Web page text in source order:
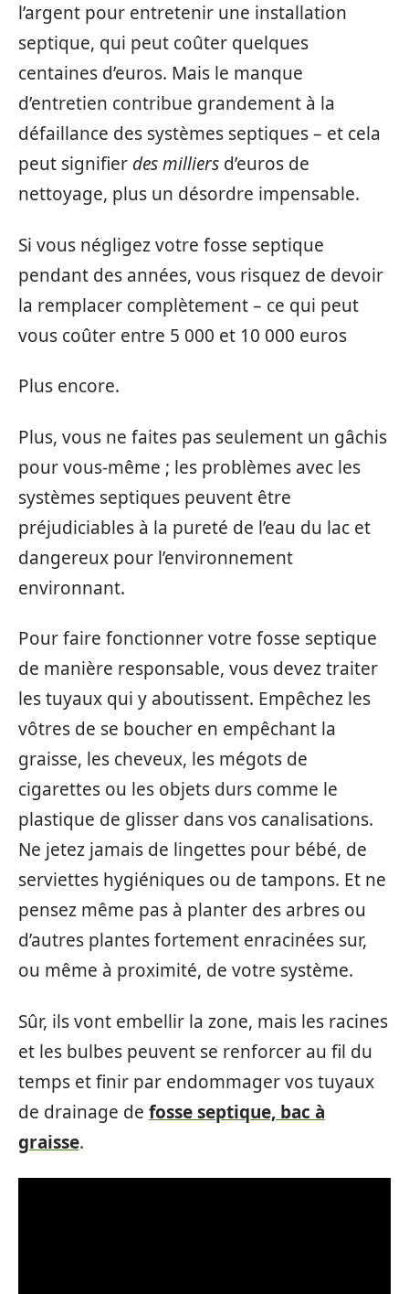
l’argent pour entretenir une installation
septique, qui peut coûter quelques
centaines d’euros. Mais le manque
d’entretien contribue grandement à la
défaillance des systèmes septiques – et cela
peut signifier des milliers d’euros de
nettoyage, plus un désordre impensable.
Si vous négligez votre fosse septique
pendant des années, vous risquez de devoir
la remplacer complètement – ce qui peut
vous coûter entre 5 000 et 10 000 euros
Plus encore.
Plus, vous ne faites pas seulement un gâchis
pour vous-même ; les problèmes avec les
systèmes septiques peuvent être
préjudiciables à la pureté de l’eau du lac et
dangereux pour l’environnement
environnant.
Pour faire fonctionner votre fosse septique
de manière responsable, vous devez traiter
les tuyaux qui y aboutissent. Empêchez les
vôtres de se boucher en empêchant la
graisse, les cheveux, les mégots de
cigarettes ou les objets durs comme le
plastique de glisser dans vos canalisations.
Ne jetez jamais de lingettes pour bébé, de
serviettes hygiéniques ou de tampons. Et ne
pensez même pas à planter des arbres ou
d’autres plantes fortement enracinées sur,
ou même à proximité, de votre système.
Sûr, ils vont embellir la zone, mais les racines
et les bulbes peuvent se renforcer au fil du
temps et finir par endommager vos tuyaux
de drainage de fosse septique, bac à
graisse.